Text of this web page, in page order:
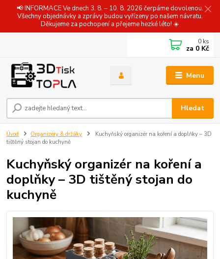
📢 INFORMACE Ve dnech 3. 8. – 10. 8. 2026 čerpáme dovolenou.
Všechny objednávky a zprávy budou vyřízeny po našem návratu.
Děkujeme za pochopení a přejeme hezké léto! ☀️
Menu
Hledat
0 ks
za 0 Kč
Úvod Organizéry & držáky
Kuchyňský organizér na koření a doplňky – 3D
tištěný stojan do kuchyně
Kuchyňský organizér na koření a
doplňky – 3D tištěný stojan do
kuchyně